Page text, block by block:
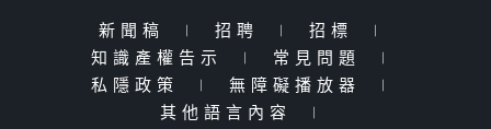
新聞稿 | 招聘 | 招標
|
知識產權告示
| 常見問題
|
私隱政策
| 無障礙播放器
|
其他語言內容
|